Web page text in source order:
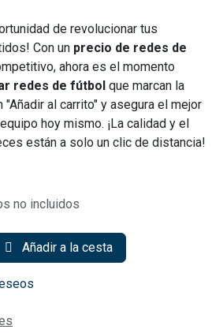
de revolucionar tus
Con un precio de redes de
ahora es el momento
redes de fútbol que marcan la
al carrito" y asegura el mejor
hoy mismo. ¡La calidad y el
están a solo un clic de distancia!
no incluidos
Añadir a la cesta